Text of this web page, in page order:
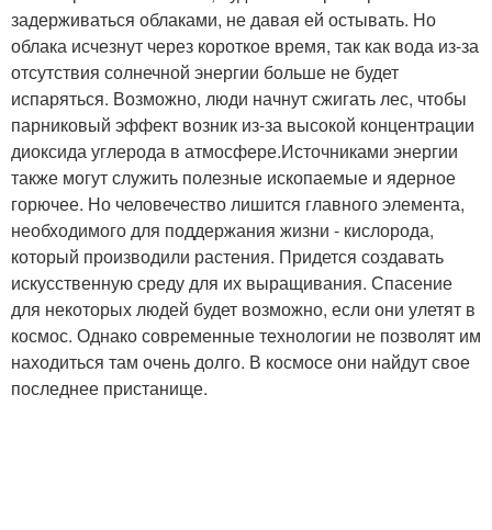
задерживаться облаками, не давая ей остывать. Но
облака исчезнут через короткое время, так как вода из-за
отсутствия солнечной энергии больше не будет
испаряться. Возможно, люди начнут сжигать лес, чтобы
парниковый эффект возник из-за высокой концентрации
диоксида углерода в атмосфере.Источниками энергии
также могут служить полезные ископаемые и ядерное
горючее. Но человечество лишится главного элемента,
необходимого для поддержания жизни - кислорода,
который производили растения. Придется создавать
искусственную среду для их выращивания. Спасение
для некоторых людей будет возможно, если они улетят в
космос. Однако современные технологии не позволят им
находиться там очень долго. В космосе они найдут свое
последнее пристанище.